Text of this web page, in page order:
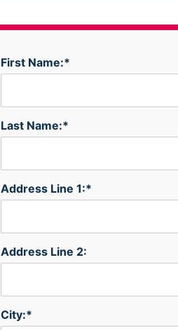
First Name:*
Last Name:*
Address Line 1:*
Address Line 2:
City:*